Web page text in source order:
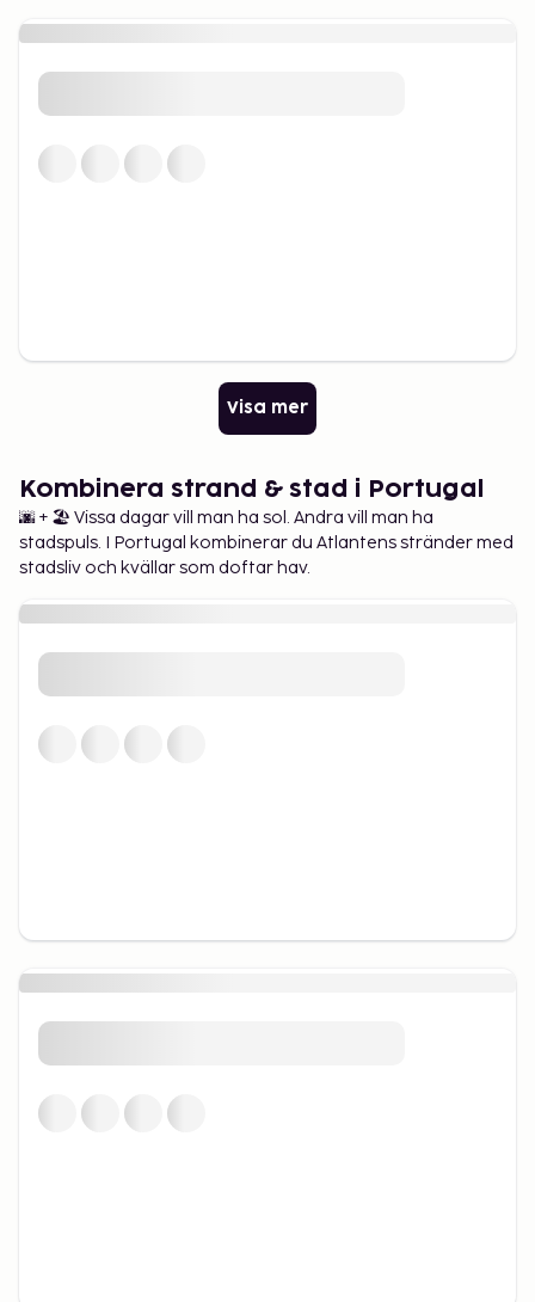
Visa mer
Kombinera strand & stad i Portugal
🌆 + 🏖️ Vissa dagar vill man ha sol. Andra vill man ha
stadspuls. I Portugal kombinerar du Atlantens stränder med
stadsliv och kvällar som doftar hav.